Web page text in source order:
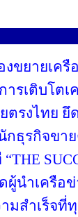
งขยายเค
ารเติบโ
ตรงไทย ยึ
ธุรกิจขาย
“THE
ผู้นำเครือ
มสำเร็จที่